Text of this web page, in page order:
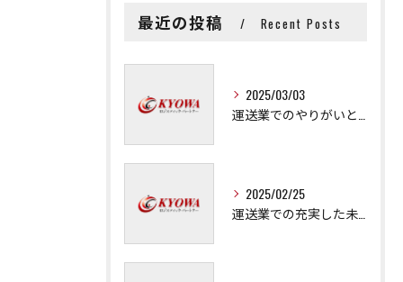
最近の投稿 Recent Posts
2025/03/03
2025/02/25